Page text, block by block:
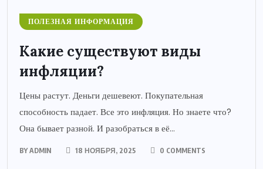
ПОЛЕЗНАЯ ИНФОРМАЦИЯ
Какие существуют виды
инфляции?
Цены растут. Деньги дешевеют. Покупательная
способность падает. Все это инфляция. Но знаете что?
Она бывает разной. И разобраться в её...
BYADMIN 18 НОЯБРЯ, 2025 0 COMMENTS